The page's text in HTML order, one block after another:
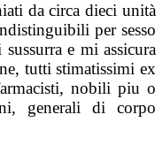
da circa dieci unità
per sesso
e mi assicura
tutti stimatissimi ex
nobili piu o
generali di corpo